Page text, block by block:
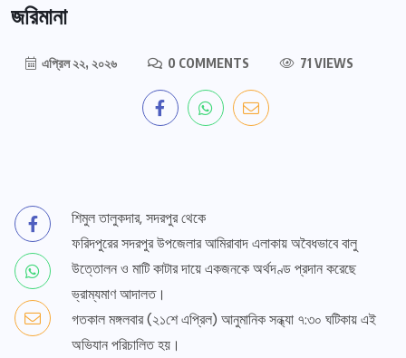
জরিমানা
এপ্রিল ২২, ২০২৬ 0 COMMENTS 71 VIEWS
শিমুল তালুকদার, সদরপুর থেকে
ফরিদপুরের সদরপুর উপজেলার আমিরাবাদ এলাকায় অবৈধভাবে বালু
উত্তোলন ও মাটি কাটার দায়ে একজনকে অর্থদণ্ড প্রদান করেছে
ভ্রাম্যমাণ আদালত।
গতকাল মঙ্গলবার (২১শে এপ্রিল) আনুমানিক সন্ধ্যা ৭:৩০ ঘটিকায় এই
অভিযান পরিচালিত হয়।